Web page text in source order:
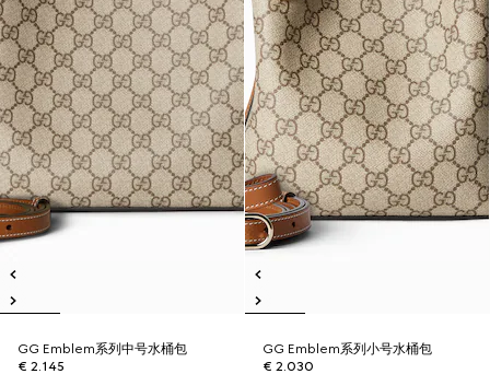
GG Emblem系列中号水桶包
€ 2.145
GG Emblem系列小号水桶包
€ 2.030